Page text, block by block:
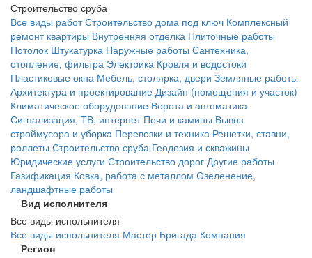
Строительство сруба
Все виды работ Строительство дома под ключ Комплексный
ремонт квартиры Внутренняя отделка Плиточные работы
Потолок Штукатурка Наружные работы Сантехника,
отопление, фильтра Электрика Кровля и водостоки
Пластиковые окна Мебель, столярка, двери Земляные работы
Архитектура и проектирование Дизайн (помещения и участок)
Климатическое оборудование Ворота и автоматика
Сигнализация, ТВ, интернет Печи и камины Вывоз
строймусора и уборка Перевозки и техника Решетки, ставни,
роллеты Строительство сруба Геодезия и скважины
Юридические услуги Строительство дорог Другие работы
Газификация Ковка, работа с металлом Озеленение,
ландшафтные работы
Вид исполнителя
Все виды испольнителя
Все виды испольнителя Мастер Бригада Компания
Регион